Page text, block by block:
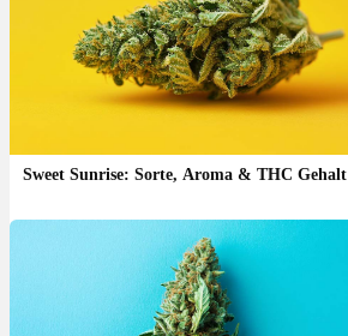
Sweet Sunrise: Sorte, Aroma & THC Gehalt